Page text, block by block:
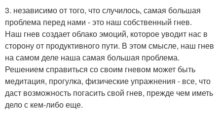
3. независимо от того, что случилось, самая большая
проблема перед нами - это наш собственный гнев.
Наш гнев создает облако эмоций, которое уводит нас в
сторону от продуктивного пути. В этом смысле, наш гнев
на самом деле наша самая большая проблема.
Решением справиться со своим гневом может быть
медитация, прогулка, физические упражнения - все, что
даст возможность погасить свой гнев, прежде чем иметь
дело с кем-либо еще.